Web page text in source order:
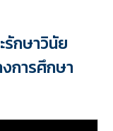
รักษาวินัย
การศึกษา